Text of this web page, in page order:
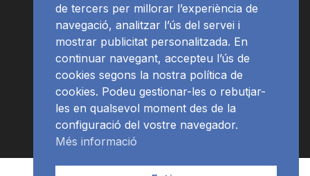
APP Programació
de tercers per millorar l’experiència de
navegació, analitzar l’ús del servei i
mostrar publicitat personalitzada. En
continuar navegant, accepteu l’ús de
cookies segons la nostra política de
cookies. Podeu gestionar-les o rebutjar-
les en qualsevol moment des de la
configuració del vostre navegador.
Més informació